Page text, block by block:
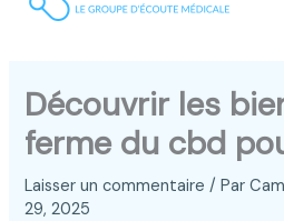
Découvrir les
ferme du cbd
Laisser un commentaire / Par
29, 2025